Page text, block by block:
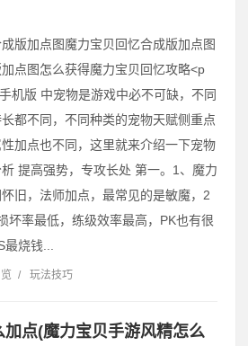
版加点图魔力宝贝回忆合成版加点图
点图怎么获得魔力宝贝回忆攻略˂p
机版 中宠物是游戏中必不可缺，不同
都不同，不同种类的宠物天赋侧重点
加点也不同，这里就来介绍一下宠物
提高强势，专攻长处 第一。1、魔力
旧，法师加点，最常见的是敏魔，2
坏率最低，练级效率最高，PK也有很
烧钱...
/ 玩法技巧
点(魔力宝贝手游风精怎么